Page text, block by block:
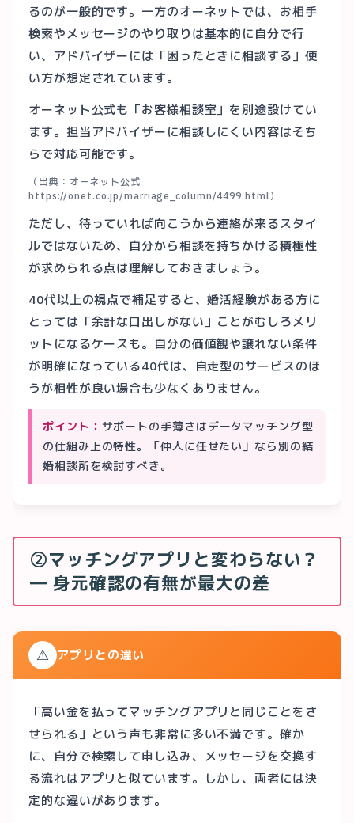
るのが一般的です。一方のオーネットでは、お相手
検索やメッセージのやり取りは基本的に自分で行
い、アドバイザーには「困ったときに相談する」使
い方が想定されています。
オーネット公式も「お客様相談室」を別途設けてい
ます。担当アドバイザーに相談しにくい内容はそち
らで対応可能です。
（出典：オーネット公式
https://onet.co.jp/marriage_column/4499.html）
ただし、待っていれば向こうから連絡が来るスタイ
ルではないため、自分から相談を持ちかける積極性
が求められる点は理解しておきましょう。
40代以上の視点で補足すると、婚活経験がある方に
とっては「余計な口出しがない」ことがむしろメリ
ットになるケースも。自分の価値観や譲れない条件
が明確になっている40代は、自走型のサービスのほ
うが相性が良い場合も少なくありません。
ポイント： サポートの手薄さはデータマッチング型
の仕組み上の特性。「仲人に任せたい」なら別の結
婚相談所を検討すべき。
②マッチングアプリと変わらない？
― 身元確認の有無が最大の差
⚠ アプリとの違い
「高い金を払ってマッチングアプリと同じことをさ
せられる」という声も非常に多い不満です。確か
に、自分で検索して申し込み、メッセージを交換す
る流れはアプリと似ています。しかし、両者には決
定的な違いがあります。